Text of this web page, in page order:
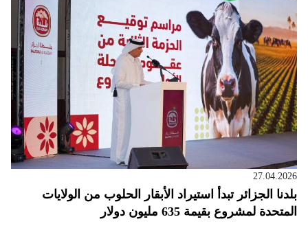
27.04.2026
بلدنا الجزائر تبدأ استيراد الأبقار الحلوب من الولايات
المتحدة لمشروع بقيمة 635 مليون دولار